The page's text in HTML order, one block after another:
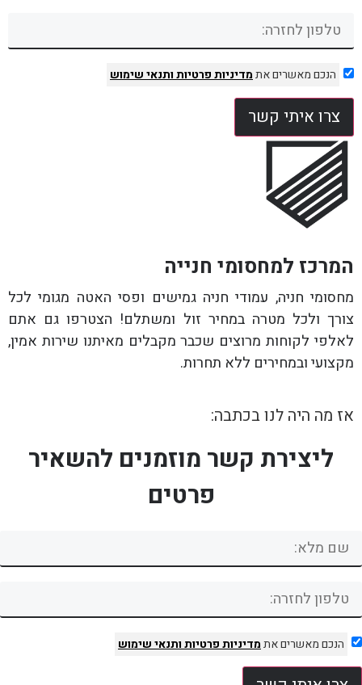
הנכם מאשרים אתמדיניות פרטיותותנאי שימוש
צרו איתי קשר
המרכז למחסומי חנייה
מחסומי חניה, עמודי חניה גמישים ופסי האטה מגומי לכל
צורך ולכל מטרה במחיר זול ומשתלם! הצטרפו גם אתם
לאלפי לקוחות מרוצים שכבר מקבלים מאיתנו שירות אמין,
מקצועי ובמחירים ללא תחרות.
אז מה היה לנו בכתבה:
ליצירת קשר מוזמנים להשאיר
פרטים
הנכם מאשרים אתמדיניות פרטיותותנאי שימוש